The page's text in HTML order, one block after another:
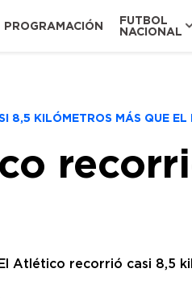
PROGRAMACIÓN
FUTBOL
NACIONAL
8,5 KILÓMETROS MÁS QUE EL